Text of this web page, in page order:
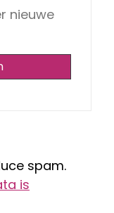
nieuwe
spam.
is